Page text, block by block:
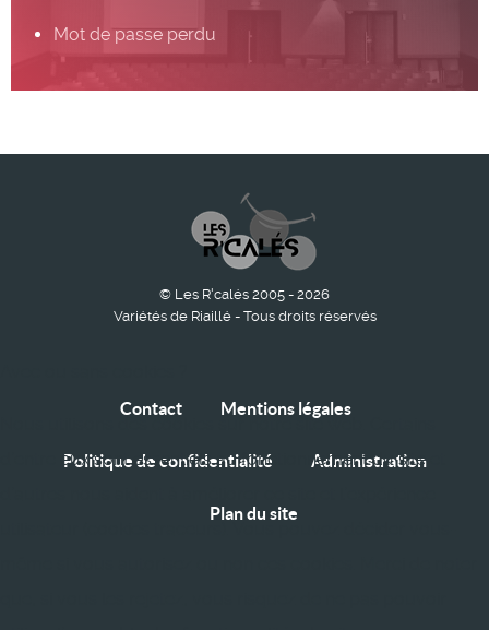
Mot de passe perdu
© Les R'calés 2005 - 2026
Variétés de Riaillé - Tous droits réservés
Contact Mentions légales
Politique de confidentialité Administration
Plan du site
Nous utilisons des cookies sur notre site web. Certains
d’entre eux sont essentiels au fonctionnement du site et